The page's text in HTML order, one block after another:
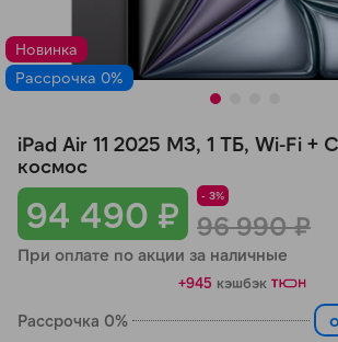
Новинка
Рассрочка 0%
94 490 ₽ - 3%
96 990 ₽
При оплате по акции за наличные
+945 кэшбэк
Рассрочка 0%
iPad Air 11 2025 M3, 1 ТБ, Wi-Fi +
космос
в корзину
Оплачивайте сегодня только
% картой любого банка
Получайте товар
выбранный способом
Оставшиеся75% будут
с вашей карты
по 25%